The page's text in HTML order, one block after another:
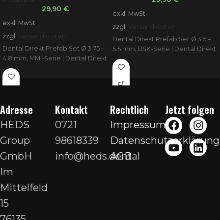
29,90 €
exkl. MwSt.
zzgl.
Versandkosten
Dental Direkt Prefab Set Ø 3.75 –
4.8 mm, MMI-Serie | Dental Direkt
exkl. MwSt.
zzgl.
Versandkosten
Dental Direkt Prefab Set Ø 3.5 –
5.5 mm, BSK-Serie | Dental Direkt
Adresse
HEDS
Group
GmbH
Im
Mittelfeld
15
Kontakt
0721
98618339
info@heds.dental
Rechtlich
Impressum
Datenschutzerklärung
AGB
Jetzt folgen